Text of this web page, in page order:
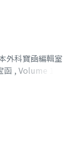
外科寶凾編輯室
函 , Volume 13